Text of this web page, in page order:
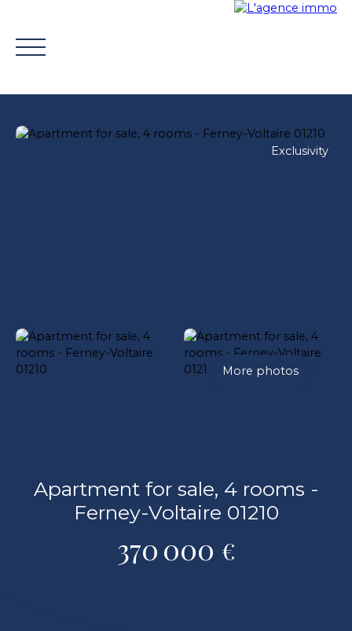
Exclusivity
More photos
Apartment for sale, 4 rooms -
Ferney-Voltaire 01210
370 000 €